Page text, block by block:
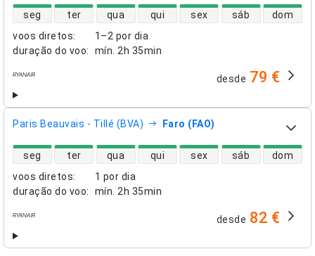
voos diretos:
1–2 por dia
duração do voo: mín. 2h 35min
disponibilidade de voos diretos
seg ter qua qui sex sáb dom
desde 79 €
Paris Beauvais - Tillé (BVA) Faro (FAO)
voos diretos:
1 por dia
duração do voo: mín. 2h 35min
disponibilidade de voos diretos
seg ter qua qui sex sáb dom
desde 82 €